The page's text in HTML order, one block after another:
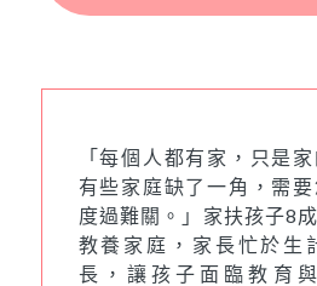
「每個人都有家，只是
有些家庭缺了一角，需
度過難關。」家扶孩子8
教養家庭，家長忙於生
長，讓孩子面臨教育